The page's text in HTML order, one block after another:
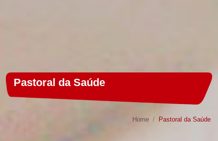
Pastoral da Saúde
Home Pastoral da Saúde